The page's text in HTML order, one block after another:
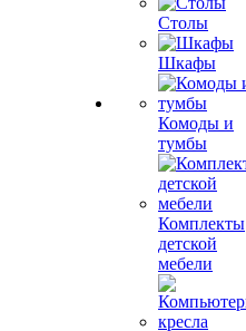
Столы
Шкафы
Комоды и
тумбы
Комплекты
детской
мебели